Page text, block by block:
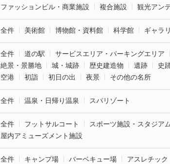
ファッションビル・商業施設
複合施設 観光アン
全件 美術館 博物館・資料館 科学館 ギャラ
全件 道の駅 サービスエリア・パーキングエリア
絶景・景勝地
城・城跡 歴史建造物 遺跡 史
空港
初詣 初日の出 夜景 その他の名所
全件 温泉・日帰り温泉 スパリゾート
全件 フットサルコート スポーツ施設・スタジアム
屋内アミューズメント施設
全件 キャンプ場 バーベキュー場 アスレチック